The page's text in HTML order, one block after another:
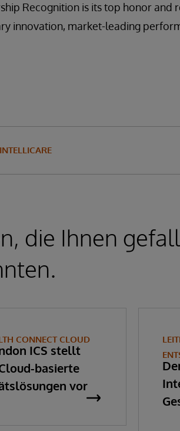
Recognition is its top honor and
innovation, market-leading
die Ihnen
CONNECT CLOUD
ICS stellt
basierte
vor